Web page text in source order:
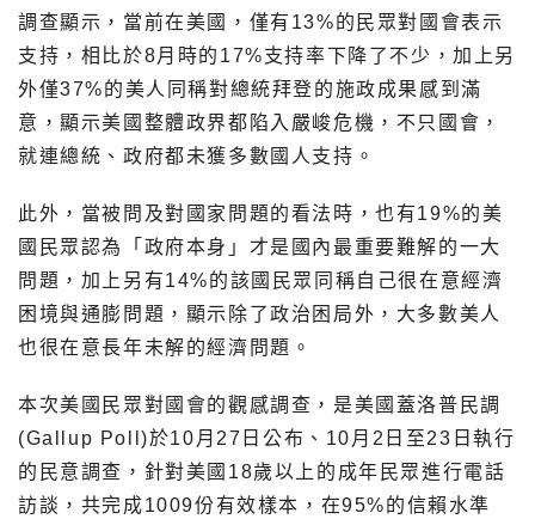
調查顯示，當前在美國，僅有13%的民眾對國會表示
支持，相比於8月時的17%支持率下降了不少，加上另
外僅37%的美人同稱對總統拜登的施政成果感到滿
意，顯示美國整體政界都陷入嚴峻危機，不只國會，
就連總統、政府都未獲多數國人支持。
此外，當被問及對國家問題的看法時，也有19%的美
國民眾認為「政府本身」才是國內最重要難解的一大
問題，加上另有14%的該國民眾同稱自己很在意經濟
困境與通膨問題，顯示除了政治困局外，大多數美人
也很在意長年未解的經濟問題。
本次美國民眾對國會的觀感調查，是美國蓋洛普民調
(Gallup Poll)於10月27日公布、10月2日至23日執行
的民意調查，針對美國18歲以上的成年民眾進行電話
訪談，共完成1009份有效樣本，在95%的信賴水準